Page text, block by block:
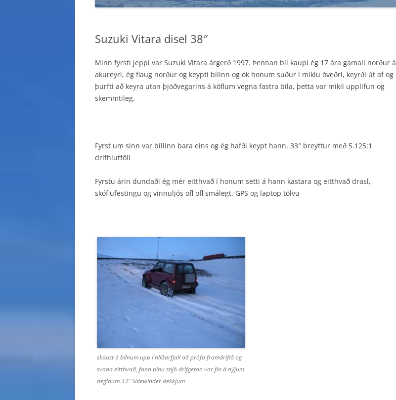
F4X4 ENDURVARPAKORT
Suzuki Vitara disel 38″
Minn fyrsti jeppi var Suzuki Vitara árgerð 1997. Þennan bíl kaupi ég 17 ára gamall norður á
akureyri, ég flaug norður og keypti bílinn og ók honum suður í miklu óveðri, keyrði út af og
þurfti að keyra utan þjóðvegarins á köflum vegna fastra bíla, þetta var mikil upplifun og
skemmtileg.
Fyrst um sinn var bíllinn bara eins og ég hafði keypt hann, 33″ breyttur með 5.125:1
drifhlutföll
Fyrstu árin dundaði ég mér eitthvað í honum setti á hann kastara og eitthvað drasl,
skóflufestingu og vinnuljós ofl ofl smálegt. GPS og laptop tölvu
skaust á bílnum upp í hlíðarfjall að prófa framdrifið og
svona eitthvað, fann pínu snjó drifgetan var fín á nýjum
negldum 33″ Sidewinder dekkjum